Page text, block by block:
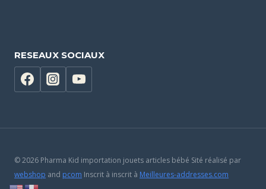
RESEAUX SOCIAUX
© 2026 Pharma Kid importation jouets articles bébé Sité réalisé par
webshop and pcom Inscrit à inscrit à Meilleures-addresses.com